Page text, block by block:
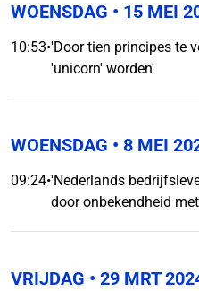
WOENSDAG • 15 MEI
10:53•'Door tien principes te
'unicorn' worden'
WOENSDAG • 8 MEI
09:24•'Nederlands
door onbekendheid
VRIJDAG • 29 MRT